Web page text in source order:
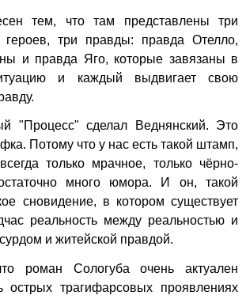
тем, что там представлены три
героев, три правды: правда Отелло,
и правда Яго, которые завязаны в
и каждый выдвигает свою
"Процесс" сделал Веднянский. Это
Потому что у нас есть такой штамп,
только мрачное, только чёрно-
много юмора. И он, такой
сновидение, в котором существует
реальность между реальностью и
и житейской правдой.
роман Сологуба очень актуален
острых трагифарсовых проявлениях